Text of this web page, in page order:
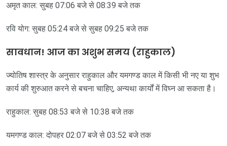
अमृत काल: सुबह 07:06 बजे से 08:39 बजे तक
रवि योग: सुबह 05:24 बजे से सुबह 09:25 बजे तक
सावधान! आज का अशुभ समय (राहुकाल)
ज्योतिष शास्त्र के अनुसार राहुकाल और यमगण्ड काल में किसी भी नए या शुभ
कार्य की शुरुआत करने से बचना चाहिए, अन्यथा कार्यों में विघ्न आ सकता है।
राहुकाल: सुबह 08:53 बजे से 10:38 बजे तक
यमगण्ड काल: दोपहर 02:07 बजे से 03:52 बजे तक